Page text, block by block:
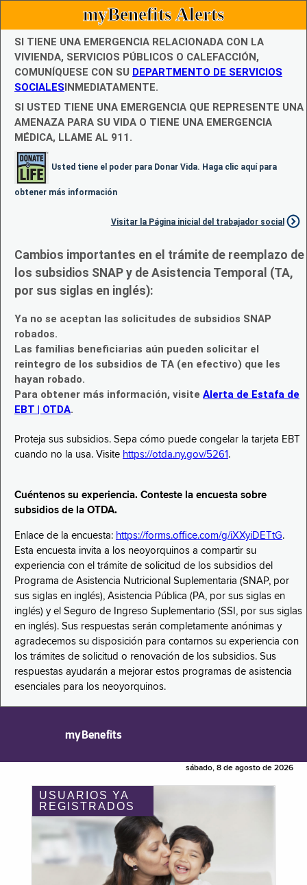
myBenefits Alerts
SI TIENE UNA EMERGENCIA RELACIONADA CON LA
VIVIENDA, SERVICIOS PÚBLICOS O CALEFACCIÓN,
COMUNÍQUESE CON SU DEPARTMENTO DE SERVICIOS
SOCIALESINMEDIATAMENTE.
SI USTED TIENE UNA EMERGENCIA QUE REPRESENTE UNA
AMENAZA PARA SU VIDA O TIENE UNA EMERGENCIA
MÉDICA, LLAME AL 911.
Usted tiene el poder para Donar Vida. Haga clic aquí para
obtener más información
Visitar la Página inicial del trabajador social
Cambios importantes en el trámite de reemplazo de
los subsidios SNAP y de Asistencia Temporal (TA,
por sus siglas en inglés):
Ya no se aceptan las solicitudes de subsidios SNAP
robados.
Las familias beneficiarias aún pueden solicitar el
reintegro de los subsidios de TA (en efectivo) que les
hayan robado.
Para obtener más información, visite Alerta de Estafa de
EBT | OTDA.
Proteja sus subsidios. Sepa cómo puede congelar la tarjeta EBT
cuando no la usa. Visite https://otda.ny.gov/5261 .
Cuéntenos su experiencia. Conteste la encuesta sobre
subsidios de la OTDA.
Enlace de la encuesta: https://forms.office.com/g/iXXyiDETtG.
Esta encuesta invita a los neoyorquinos a compartir su
experiencia con el trámite de solicitud de los subsidios del
Programa de Asistencia Nutricional Suplementaria (SNAP, por
sus siglas en inglés), Asistencia Pública (PA, por sus siglas en
inglés) y el Seguro de Ingreso Suplementario (SSI, por sus siglas
en inglés). Sus respuestas serán completamente anónimas y
agradecemos su disposición para contarnos su experiencia con
los trámites de solicitud o renovación de los subsidios. Sus
respuestas ayudarán a mejorar estos programas de asistencia
esenciales para los neoyorquinos.
myBenefits
sábado, 8 de agosto de 2026
USUARIOS YA
REGISTRADOS